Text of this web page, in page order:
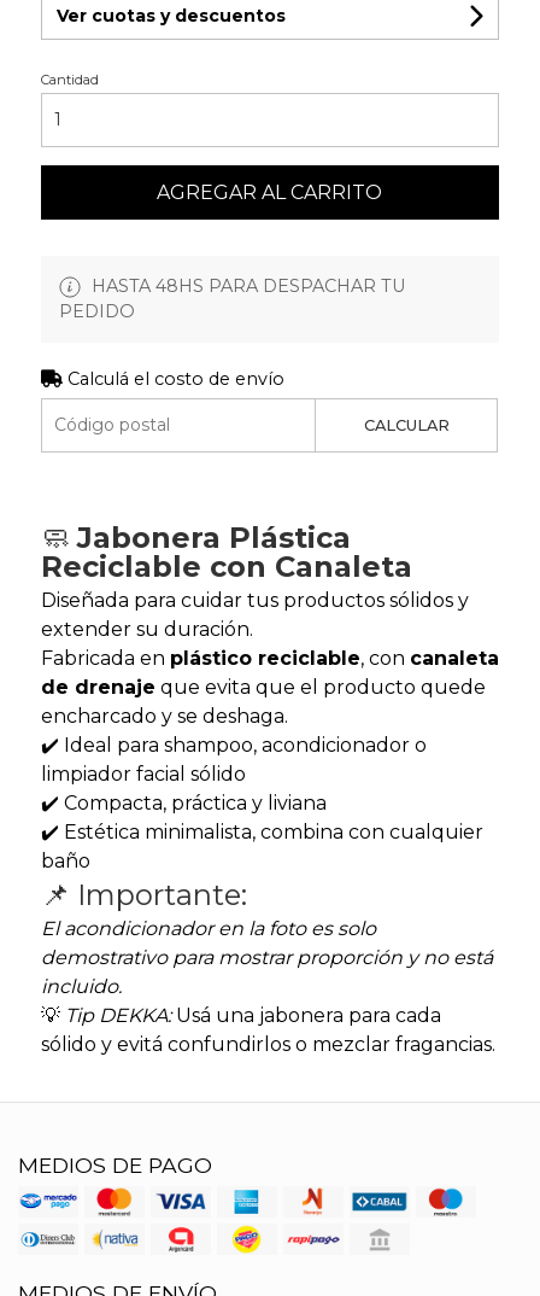
Ver cuotas y descuentos
Cantidad
AGREGAR AL CARRITO
HASTA 48HS PARA DESPACHAR TU
PEDIDO
Calculá el costo de envío
CALCULAR
🧼Jabonera Plástica
Reciclable con Canaleta
Diseñada para cuidar tus productos sólidos y
extender su duración.
Fabricada en plástico reciclable, con canaleta
de drenaje que evita que el producto quede
encharcado y se deshaga.
✔️ Ideal para shampoo, acondicionador o
limpiador facial sólido
✔️ Compacta, práctica y liviana
✔️ Estética minimalista, combina con cualquier
baño
📌 Importante:
El acondicionador en la foto es solo
demostrativo para mostrar proporción y no está
incluido.
💡 Tip DEKKA:Usá una jabonera para cada
sólido y evitá confundirlos o mezclar fragancias.
MEDIOS DE PAGO